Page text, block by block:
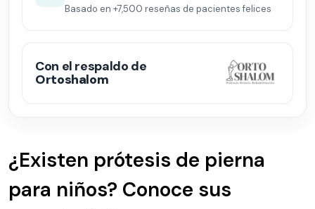
Basado en +7,500 reseñas de pacientes felices
Con el respaldo de
Ortoshalom
¿Existen prótesis de pierna
para niños? Conoce sus